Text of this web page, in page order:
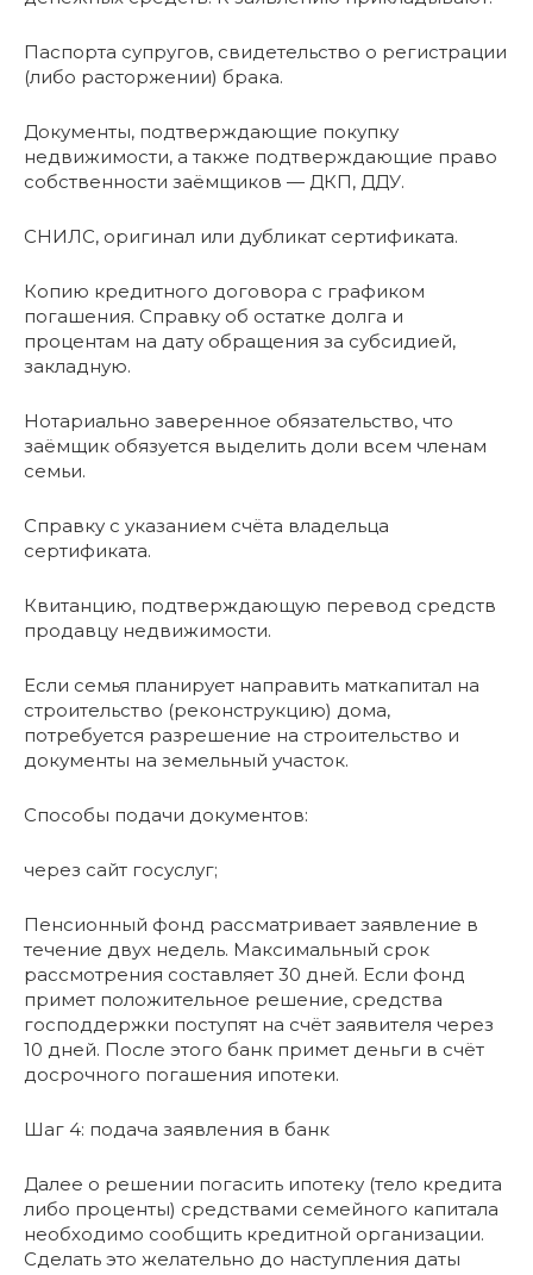
Паспорта супругов, свидетельство о регистрации
(либо расторжении) брака.
Документы, подтверждающие покупку
недвижимости, а также подтверждающие право
собственности заёмщиков — ДКП, ДДУ.
СНИЛС, оригинал или дубликат сертификата.
Копию кредитного договора с графиком
погашения. Справку об остатке долга и
процентам на дату обращения за субсидией,
закладную.
Нотариально заверенное обязательство, что
заёмщик обязуется выделить доли всем членам
семьи.
Справку с указанием счёта владельца
сертификата.
Квитанцию, подтверждающую перевод средств
продавцу недвижимости.
Если семья планирует направить маткапитал на
строительство (реконструкцию) дома,
потребуется разрешение на строительство и
документы на земельный участок.
Способы подачи документов:
через сайт госуслуг;
Пенсионный фонд рассматривает заявление в
течение двух недель. Максимальный срок
рассмотрения составляет 30 дней. Если фонд
примет положительное решение, средства
господдержки поступят на счёт заявителя через
10 дней. После этого банк примет деньги в счёт
досрочного погашения ипотеки.
Шаг 4: подача заявления в банк
Далее о решении погасить ипотеку (тело кредита
либо проценты) средствами семейного капитала
необходимо сообщить кредитной организации.
Сделать это желательно до наступления даты